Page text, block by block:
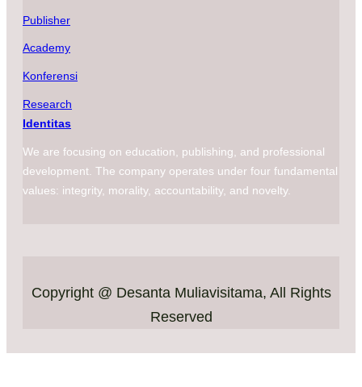
Publisher
Academy
Konferensi
Research
Identitas
We are focusing on education, publishing, and professional
development. The company operates under four fundamental
values: integrity, morality, accountability, and novelty.
Copyright @ Desanta Muliavisitama, All Rights
Reserved